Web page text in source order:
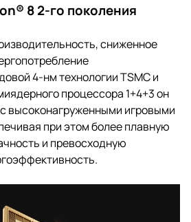
8 2-го поколения
сниженное
4-нм технологии TSMC и
процессора 1+4+3 он
высоконагруженными игровыми
при этом более плавную
и превосходную